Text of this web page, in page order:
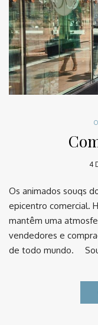
4
Os animados souqs
epicentro comercial.
mantêm uma
vendedores e
de todo mundo. ⠀